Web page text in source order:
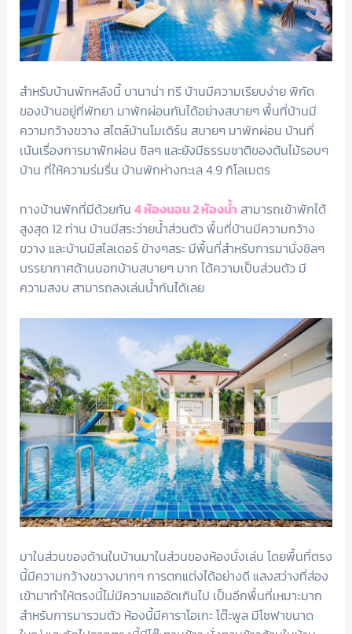
สำหรับบ้านพักหลังนี้ บานาน่า ทรี บ้านมีความเรียบง่าย พิกัด
ของบ้านอยู่ที่พัทยา มาพักผ่อนกันได้อย่างสบายๆ พื้นที่บ้านมี
ความกว้างขวาง สไตล์บ้านโมเดิร์น สบายๆ มาพักผ่อน บ้านที่
เน้นเรื่องการมาพักผ่อน ชิลๆ และยังมีธรรมชาติของต้นไม้รอบๆ
บ้าน ที่ให้ความร่มรื่น บ้านพักห่างทะเล 4.9 กิโลเมตร
ทางบ้านพักที่มีด้วยกัน 4 ห้องนอน 2 ห้องน้ำสามารถเข้าพักได้
สูงสุด 12 ท่าน บ้านมีสระว่ายน้ำส่วนตัว พื้นที่บ้านมีความกว้าง
ขวาง และบ้านมีสไลเดอร์ ข้างๆสระ มีพื้นที่สำหรับการมานั่งชิลๆ
บรรยากาศด้านนอกบ้านสบายๆ มาก ได้ความเป็นส่วนตัว มี
ความสงบ สามารถลงเล่นน้ำกันได้เลย
มาในส่วนของด้านในบ้านมาในส่วนของห้องนั่งเล่น โดยพื้นที่ตรง
นี้มีความกว้างขวางมากๆ การตกแต่งได้อย่างดี แสงสว่างที่ส่อง
เข้ามาทำให้ตรงนี้ไม่มีความแออัดเกินไป เป็นอีกพื้นที่เหมาะมาก
สำหรับการมารวมตัว ห้องนี้มีคาราโอเกะ โต๊ะพูล มีโซฟาขนาด